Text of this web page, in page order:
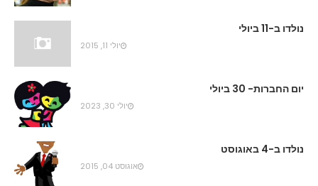
נולדו ב-11 ביולי
יולי 11, 2015
יום החברות- 30 ביולי
יולי 30, 2023
נולדו ב-4 באוגוסט
אוגוסט 04, 2015